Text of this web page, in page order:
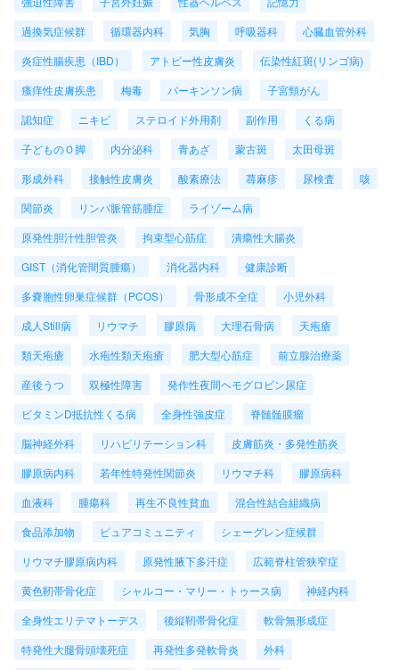
過換気症候群
循環器内科 気胸 呼吸器科
心臓血管外科
炎症性腸疾患（IBD）
アトピー性皮膚炎
伝染性紅斑(リンゴ病)
瘙痒性皮膚疾患
梅毒 パーキンソン病
子宮頸がん
認知症
ニキビ ステロイド外用剤 副作用
くる病
子どものＯ脚
内分泌科 青あざ 蒙古斑
太田母斑
形成外科
接触性皮膚炎 酸素療法 蕁麻疹 尿検査
咳
関節炎
リンパ脈管筋腫症
ライゾーム病
原発性胆汁性胆管炎
拘束型心筋症
潰瘍性大腸炎
GIST（消化管間質腫瘍）
消化器内科
健康診断
多嚢胞性卵巣症候群（PCOS）
骨形成不全症
小児外科
成人Still病
リウマチ 膠原病 大理石骨病
天疱瘡
類天疱瘡
水疱性類天疱瘡 肥大型心筋症
前立腺治療薬
産後うつ
双極性障害
発作性夜間ヘモグロビン尿症
ビタミンD抵抗性くる病
全身性強皮症
脊髄髄膜瘤
脳神経外科
リハビリテーション科
皮膚筋炎・多発性筋炎
膠原病内科
若年性特発性関節炎 リウマチ科
膠原病科
血液科
腫瘍科 再生不良性貧血
混合性結合組織病
食品添加物
ピュアコミュニティ
シェーグレン症候群
リウマチ膠原病内科
原発性腋下多汗症
広範脊柱管狭窄症
黄色靭帯骨化症
シャルコー・マリー・トゥース病
神経内科
全身性エリテマトーデス
後縦靭帯骨化症
軟骨無形成症
特発性大腿骨頭壊死症
再発性多発軟骨炎
外科